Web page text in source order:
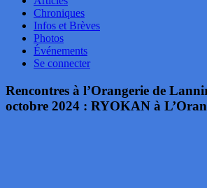
Chroniques
Infos et Brèves
Photos
Événements
Se connecter
Rencontres à l’Orangerie de
octobre 2024 : RYOKAN à